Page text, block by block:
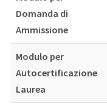
Domanda di
Ammissione
Modulo per
Autocertificazione
Laurea